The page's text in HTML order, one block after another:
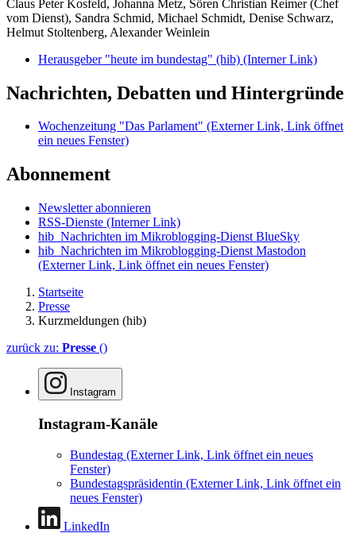
Claus Peter Kosfeld, Johanna Metz, Sören Christian Reimer (Chef
vom Dienst), Sandra Schmid, Michael Schmidt, Denise Schwarz,
Helmut Stoltenberg, Alexander Weinlein
Herausgeber "heute im bundestag" (hib) (Interner Link)
Nachrichten, Debatten und Hintergründe
Wochenzeitung "Das Parlament" (Externer Link, Link öffnet
ein neues Fenster)
Abonnement
Newsletter abonnieren
RSS-Dienste (Interner Link)
hib_Nachrichten im Mikroblogging-Dienst BlueSky
hib_Nachrichten im Mikroblogging-Dienst Mastodon
(Externer Link, Link öffnet ein neues Fenster)
Startseite
Presse
Kurzmeldungen (hib)
zurück zu: Presse ()
Instagram
Instagram-Kanäle
Bundestag (Externer Link, Link öffnet ein neues
Fenster)
Bundestagspräsidentin (Externer Link, Link öffnet ein
neues Fenster)
LinkedIn